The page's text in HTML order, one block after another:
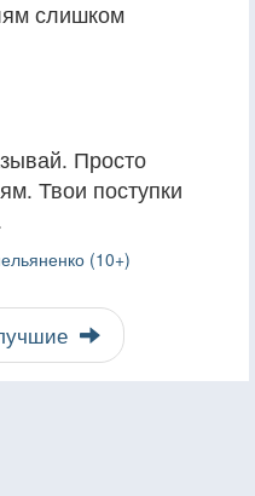
слишком
Просто
Твои поступки
(10+)